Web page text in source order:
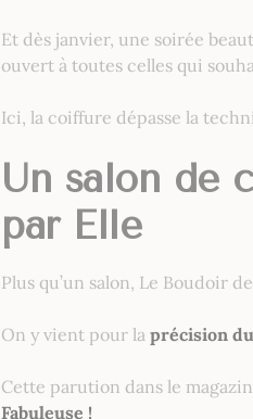
Et dès janvier, une soirée
ouvert à toutes celles qui
Ici, la coiffure dépasse la
Un salon de
par Elle
Plus qu’un salon, Le Boudoir
On y vient pour la précision
Cette parution dans le
Fabuleuse !